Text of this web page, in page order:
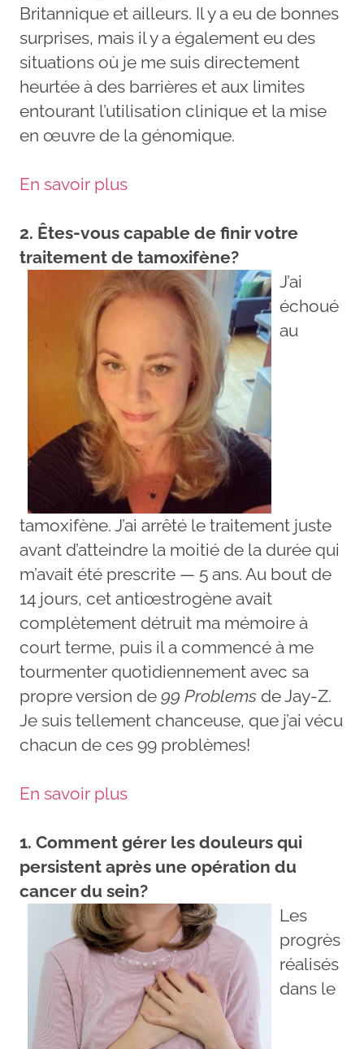
Britannique et ailleurs. Il y a eu de bonnes
surprises, mais il y a également eu des
situations où je me suis directement
heurtée à des barrières et aux limites
entourant l’utilisation clinique et la mise
en œuvre de la génomique.
En savoir plus
2. Êtes-vous capable de finir votre
traitement de tamoxifène?
J’ai
échoué
au
tamoxifène. J’ai arrêté le traitement juste
avant d’atteindre la moitié de la durée qui
m’avait été prescrite — 5 ans. Au bout de
14 jours, cet antiœstrogène avait
complètement détruit ma mémoire à
court terme, puis il a commencé à me
tourmenter quotidiennement avec sa
propre version de 99 Problems de Jay-Z.
Je suis tellement chanceuse, que j’ai vécu
chacun de ces 99 problèmes!
En savoir plus
1. Comment gérer les douleurs qui
persistent après une opération du
cancer du sein?
Les
progrès
réalisés
dans le